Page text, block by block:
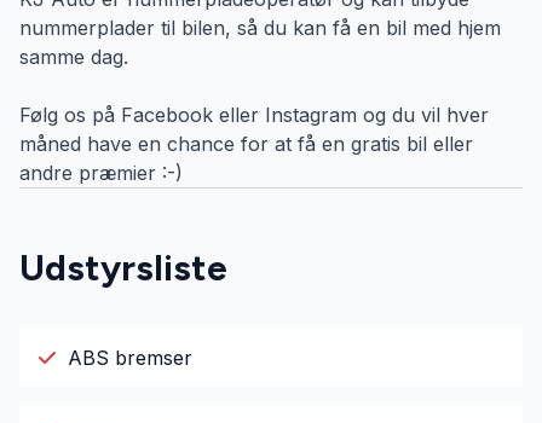
nummerplader til bilen, så du kan få en bil med hjem
samme dag.
Følg os på Facebook eller Instagram og du vil hver
måned have en chance for at få en gratis bil eller
andre præmier :-)
Udstyrsliste
ABS bremser